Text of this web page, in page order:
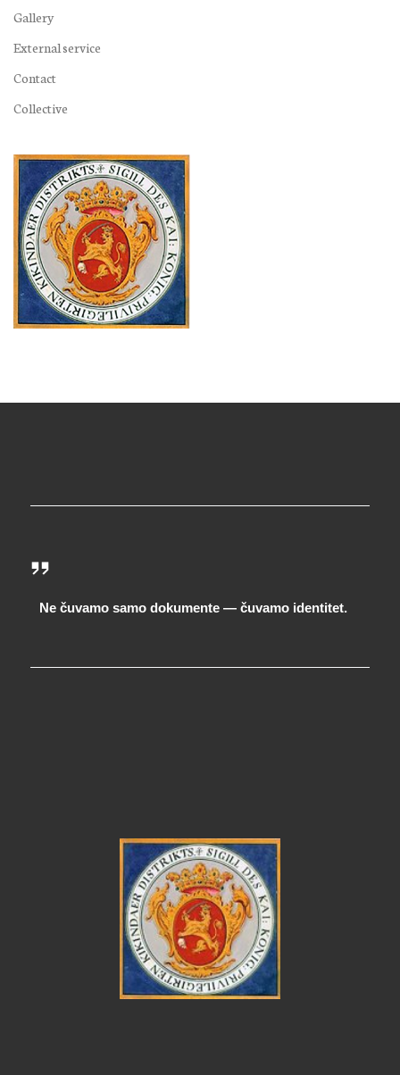
Gallery
External service
Contact
Collective
Ne čuvamo samo dokumente — čuvamo identitet.